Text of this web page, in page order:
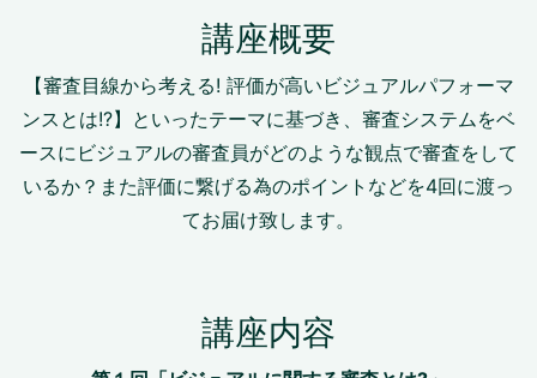
講座概要
【審査目線から考える! 評価が高いビジュアルパフォーマ
ンスとは!?】といったテーマに基づき、審査システムをベ
ースにビジュアルの審査員がどのような観点で審査をして
いるか？また評価に繋げる為のポイントなどを4回に渡っ
てお届け致します。
講座内容